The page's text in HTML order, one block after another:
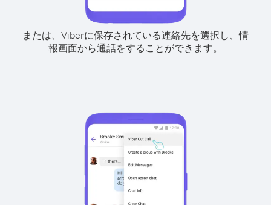
または、Viberに保存されている連絡先を選択し、情
報画面から通話をすることができます。